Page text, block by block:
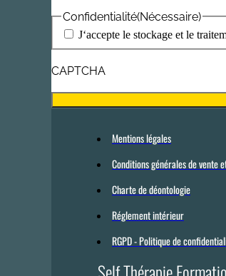
Confidentialité(Nécessaire)
J‘accepte le stockage et le
CAPTCHA
Mentions légales
Conditions générales de vente
Charte de déontologie
Réglement intérieur
RGPD - Politique de